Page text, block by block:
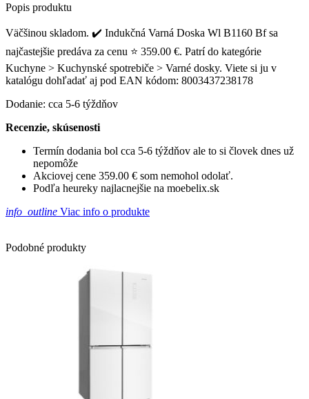
Popis produktu
Väčšinou skladom. ✔️ Indukčná Varná Doska Wl B1160 Bf sa
najčastejšie predáva za cenu ⭐ 359.00 €. Patrí do kategórie
Kuchyne > Kuchynské spotrebiče > Varné dosky. Viete si ju v
katalógu dohľadať aj pod EAN kódom: 8003437238178
Dodanie: cca 5-6 týždňov
Recenzie, skúsenosti
Termín dodania bol cca 5-6 týždňov ale to si človek dnes už
nepomôže
Akciovej cene 359.00 € som nemohol odolať.
Podľa heureky najlacnejšie na moebelix.sk
info_outline Viac info o produkte
Podobné produkty